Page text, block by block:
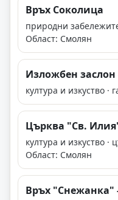
Връх Соколица
природни
Област: Смолян
Изложбен
култура и изкуство ·
Църква "Св.
култура и изкуство
Област: Смолян
Връх "Снежанка"